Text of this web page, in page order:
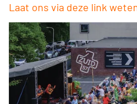
Laat ons via deze link